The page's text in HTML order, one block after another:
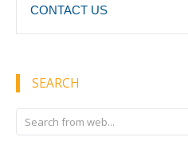
CONTACT US
SEARCH